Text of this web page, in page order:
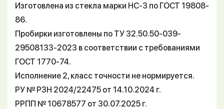
Изготовлена из стекла марки НС-3 по ГОСТ 19808-
86.
Пробирки изготовлены по ТУ 32.50.50-039-
29508133-2023 в соответствии с требованиями
ГОСТ 1770-74.
Исполнение 2, класс точности не нормируется.
РУ № РЗН 2024/22475 от 14.10.2024 г.
РРПП № 10678577 от 30.07.2025 г.